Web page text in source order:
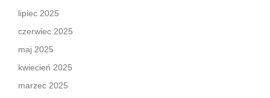
lipiec 2025
czerwiec 2025
maj 2025
kwiecień 2025
marzec 2025